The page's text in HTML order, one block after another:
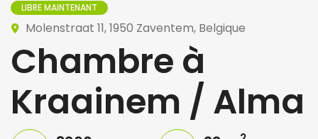
LIBRE MAINTENANT
Molenstraat 11, 1950 Zaventem, Belgique
Chambre à
Kraainem / Alma